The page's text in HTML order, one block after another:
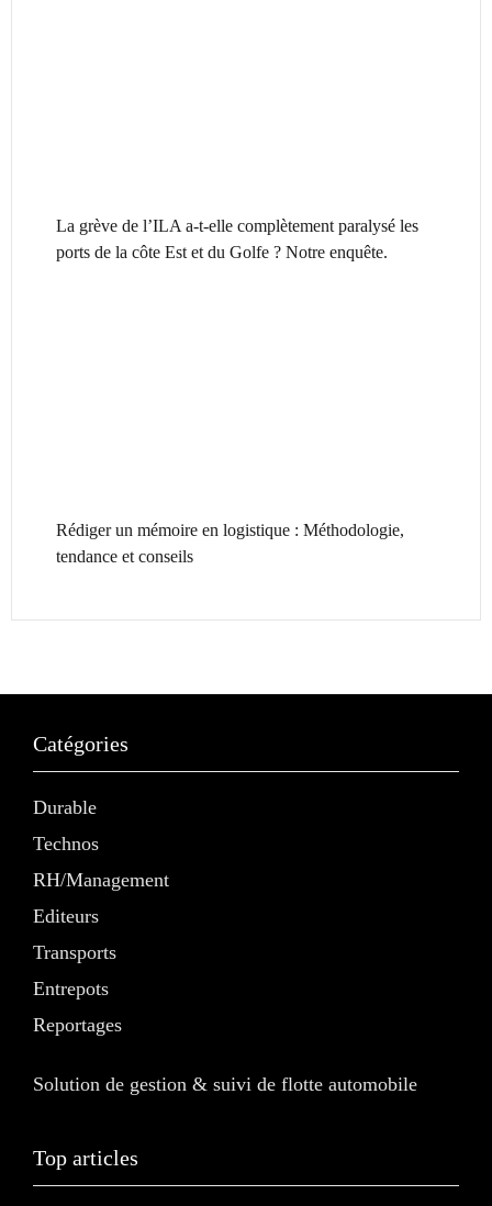
La grève de l’ILA a-t-elle complètement paralysé les
ports de la côte Est et du Golfe ? Notre enquête.
Rédiger un mémoire en logistique : Méthodologie,
tendance et conseils
Catégories
Durable
Technos
RH/Management
Editeurs
Transports
Entrepots
Reportages
Solution de gestion & suivi de flotte automobile
Top articles